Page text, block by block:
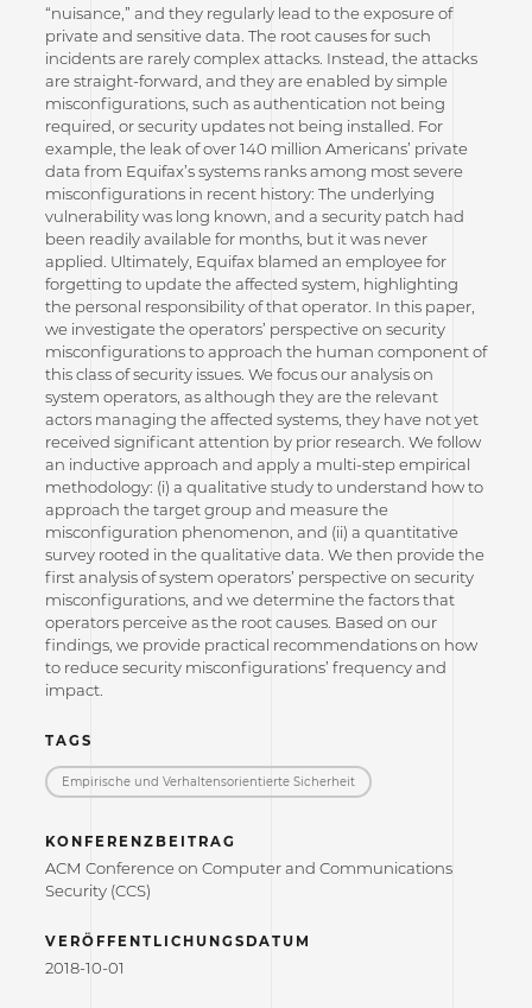
“nuisance,” and they regularly lead to the exposure of
private and sensitive data. The root causes for such
incidents are rarely complex attacks. Instead, the attacks
are straight-forward, and they are enabled by simple
misconfigurations, such as authentication not being
required, or security updates not being installed. For
example, the leak of over 140 million Americans’ private
data from Equifax’s systems ranks among most severe
misconfigurations in recent history: The underlying
vulnerability was long known, and a security patch had
been readily available for months, but it was never
applied. Ultimately, Equifax blamed an employee for
forgetting to update the affected system, highlighting
the personal responsibility of that operator. In this paper,
we investigate the operators’ perspective on security
misconfigurations to approach the human component of
this class of security issues. We focus our analysis on
system operators, as although they are the relevant
actors managing the affected systems, they have not yet
received significant attention by prior research. We follow
an inductive approach and apply a multi-step empirical
methodology: (i) a qualitative study to understand how to
approach the target group and measure the
misconfiguration phenomenon, and (ii) a quantitative
survey rooted in the qualitative data. We then provide the
first analysis of system operators’ perspective on security
misconfigurations, and we determine the factors that
operators perceive as the root causes. Based on our
findings, we provide practical recommendations on how
to reduce security misconfigurations’ frequency and
impact.
TAGS
Empirische und Verhaltensorientierte Sicherheit
KONFERENZBEITRAG
ACM Conference on Computer and Communications
Security (CCS)
VERÖFFENTLICHUNGSDATUM
2018-10-01